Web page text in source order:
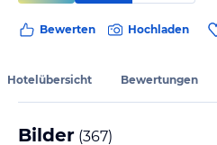
Bewerten Hochladen
Hotelübersicht Bewertungen
Bilder (367)